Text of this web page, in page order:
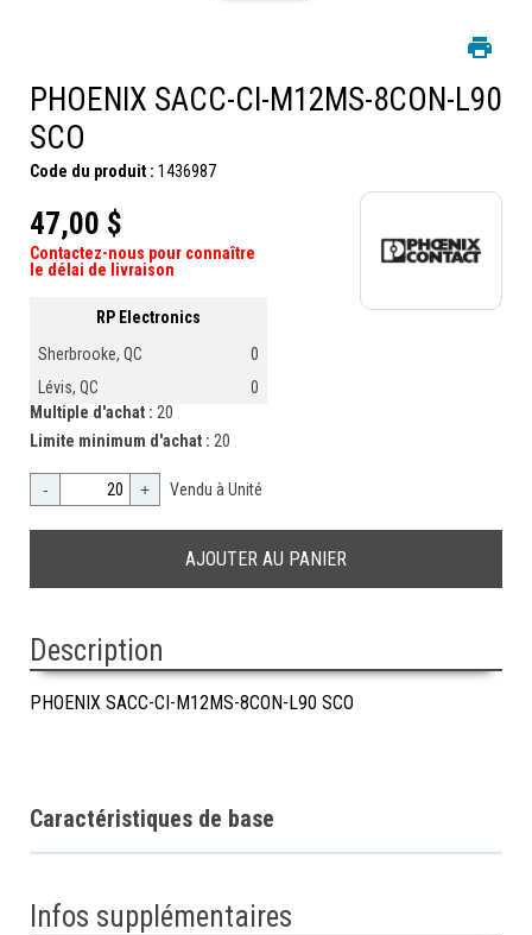
PHOENIX SACC-CI-M12MS-8CON-L90
SCO
Code du produit : 1436987
47,00 $
Contactez-nous pour connaître
le délai de livraison
RP Electronics
Sherbrooke, QC
0
Lévis, QC
0
Multiple d'achat : 20
Limite minimum d'achat : 20
- + Vendu à Unité
Description
PHOENIX SACC-CI-M12MS-8CON-L90 SCO
Caractéristiques de base
Infos supplémentaires